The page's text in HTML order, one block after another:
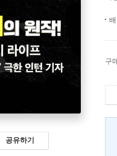
공유하기
구